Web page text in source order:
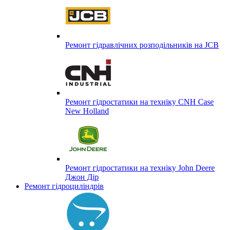
Ремонт гідравлічних розподільників на JCB
Ремонт гідростатики на техніку CNH Case
New Holland
Ремонт гідростатики на техніку John Deere
Джон Дір
Ремонт гідроциліндрів